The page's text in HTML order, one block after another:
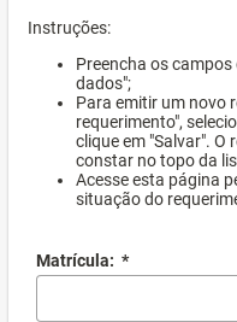
Instruções:
Preencha os
dados";
Para emitir um novo
requerimento",
clique em "Salvar". O
constar no topo da
Acesse esta página
situação do
Matrícula: *